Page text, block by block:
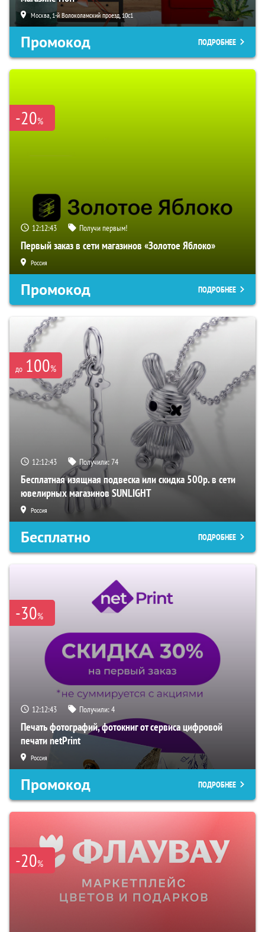
Москва, 1-й Волоколамский проезд, 10с1
Промокод ПОДРОБНЕЕ
-20%
12:12:42 Получи первым!
Первый заказ в сети магазинов «Золотое Яблоко»
Россия
Промокод ПОДРОБНЕЕ
до 100%
12:12:42 Получили:74
Бесплатная изящная подвеска или скидка 500р. в сети
ювелирных магазинов SUNLIGHT
Россия
Бесплатно ПОДРОБНЕЕ
-30%
12:12:42 Получили:4
Печать фотографий, фотокниг от сервиса цифровой
печати netPrint
Россия
Промокод ПОДРОБНЕЕ
-20%